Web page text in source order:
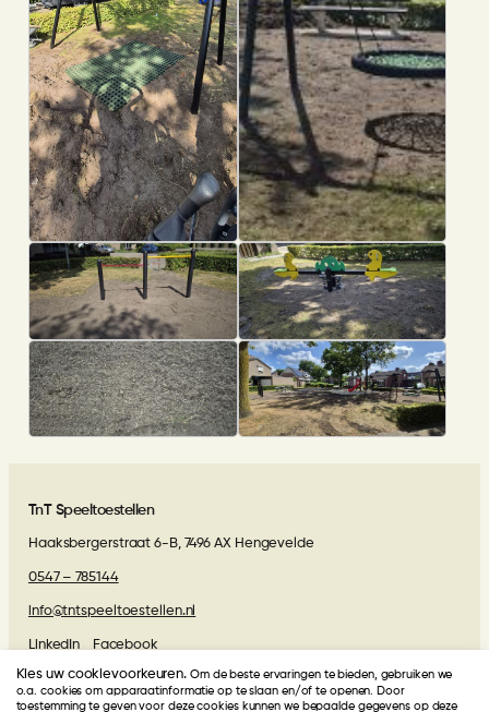
TnT Speeltoestellen
Haaksbergerstraat 6-B, 7496 AX Hengevelde
0547 – 785144
info@tntspeeltoestellen.nl
LinkedIn Facebook
Algemene voorwaarden
Kies uw cookievoorkeuren. Om de beste ervaringen te bieden, gebruiken we
o.a. cookies om apparaatinformatie op te slaan en/of te openen. Door
toestemming te geven voor deze cookies kunnen we bepaalde gegevens op deze